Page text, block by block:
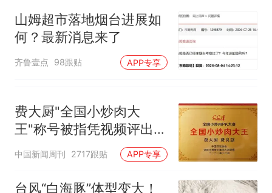
山姆超市落地烟台进展如
何？最新消息来了
齐鲁壹点 98跟贴 APP专享
费大厨"全国小炒肉大
王"称号被指凭视频评出
官方回应
中国新闻周刊 2717跟贴 APP专享
台风“白海豚”体型变大！